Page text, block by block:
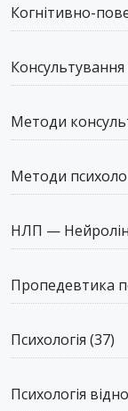
Когнітивно-
Консультування
Методи
Методи
НЛП —
Пропедевтика
Психологія (37)
Психологія